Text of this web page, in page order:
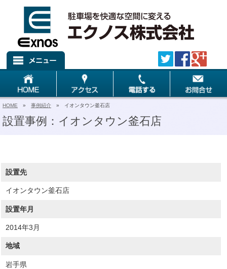
HOME » 事例紹介 » イオンタウン釜石店
設置事例：イオンタウン釜石店
設置先
イオンタウン釜石店
設置年月
2014年3月
地域
岩手県